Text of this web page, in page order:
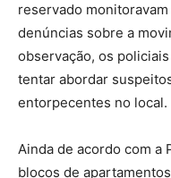
reservado
denúncias sobre a
observação, os
tentar abordar
entorpecentes no local.
Ainda de acordo com a
blocos de